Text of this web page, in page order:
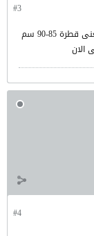
#3
اعتذر قطر البئر من 85-90 سم ومن الداخل منتظم القطر يعنى قطرة 85-90 سم
#4